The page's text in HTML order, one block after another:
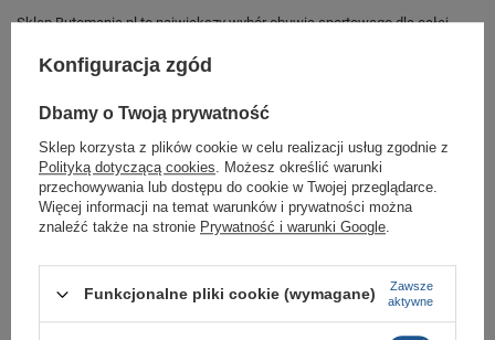
Sklep Butomania.pl to największy wybór obuwia sportowego dla całej
Kupując w naszym sklepie internetowym masz gwarancję, że towar jest
W ciągu 30 dni możesz dokonać zwrotu bądź wymiany towaru bez
podania przyczyny.
Marka Puma
Zapięcie sznurowane
Stan Nowy
Konfiguracja zgód
Dbamy o Twoją prywatność
Sklep korzysta z plików cookie w celu realizacji usług zgodnie z
Polityką dotyczącą cookies. Możesz określić warunki
przechowywania lub dostępu do cookie w Twojej przeglądarce.
Więcej informacji na temat warunków i prywatności można
znaleźć także na stronie Prywatność i warunki Google.
Funkcjonalne pliki cookie (wymagane)
Zawsze
aktywne